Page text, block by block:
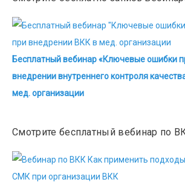
Бесплатный вебинар «Ключевые ошибки
внедрении внутреннего контроля
мед. организации
Смотрите бесплатный вебинар по